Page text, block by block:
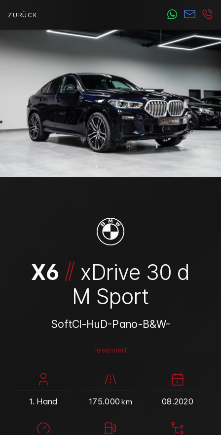
ZURÜCK
X6 // xDrive 30 d
M Sport
SoftCl-HuD-Pano-B&W-
reserviert
1. Hand 175.000 km 08.2020